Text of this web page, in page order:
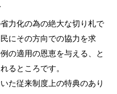
力化の為の絶大な切り札で
にその方向での協力を求
の適用の恩恵を与える、と
るところです。
た従来制度上の特典のあり